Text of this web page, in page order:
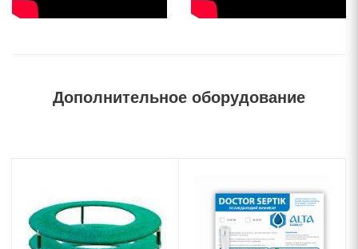
Дополнительное оборудование